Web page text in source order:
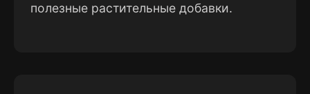
полезные растительные добавки.